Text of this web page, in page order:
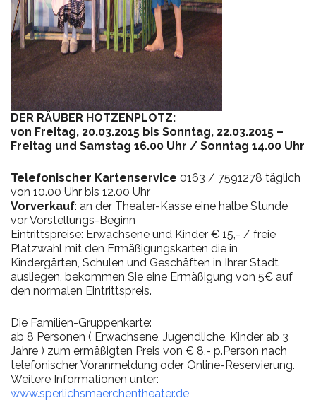
DER RÄUBER HOTZENPLOTZ:
von Freitag, 20.03.2015 bis Sonntag, 22.03.2015 –
Freitag und Samstag 16.00 Uhr / Sonntag 14.00 Uhr
Telefonischer Kartenservice 0163 / 7591278 täglich
von 10.00 Uhr bis 12.00 Uhr
Vorverkauf: an der Theater-Kasse eine halbe Stunde
vor Vorstellungs-Beginn
Eintrittspreise: Erwachsene und Kinder € 15,- / freie
Platzwahl mit den Ermäßigungskarten die in
Kindergärten, Schulen und Geschäften in Ihrer Stadt
ausliegen, bekommen Sie eine Ermäßigung von 5€ auf
den normalen Eintrittspreis.
Die Familien-Gruppenkarte:
ab 8 Personen ( Erwachsene, Jugendliche, Kinder ab 3
Jahre ) zum ermäßigten Preis von € 8,- p.Person nach
telefonischer Voranmeldung oder Online-Reservierung.
Weitere Informationen unter:
www.sperlichsmaerchentheater.de